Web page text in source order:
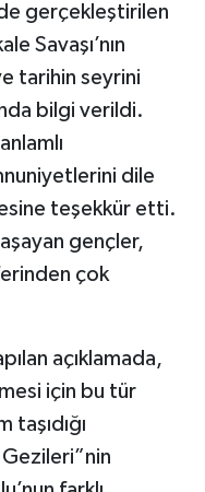
gerçekleştirilen
Savaşı’nın
tarihin seyrini
bilgi verildi.
dile
teşekkür etti.
gençler,
çok
açıklamada,
için bu tür
taşıdığı